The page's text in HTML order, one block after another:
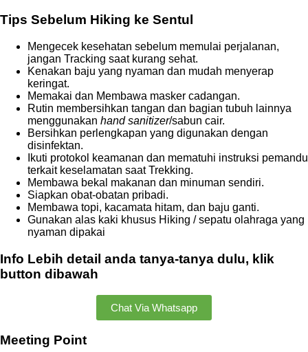
Tips Sebelum Hiking ke Sentul
Mengecek kesehatan sebelum memulai perjalanan,
jangan Tracking saat kurang sehat.
Kenakan baju yang nyaman dan mudah menyerap
keringat.
Memakai dan Membawa masker cadangan.
Rutin membersihkan tangan dan bagian tubuh lainnya
menggunakan hand sanitizer/sabun cair.
Bersihkan perlengkapan yang digunakan dengan
disinfektan.
Ikuti protokol keamanan dan mematuhi instruksi pemandu
terkait keselamatan saat Trekking.
Membawa bekal makanan dan minuman sendiri.
Siapkan obat-obatan pribadi.
Membawa topi, kacamata hitam, dan baju ganti.
Gunakan alas kaki khusus Hiking / sepatu olahraga yang
nyaman dipakai
Info Lebih detail anda tanya-tanya dulu, klik
button dibawah
Chat Via Whatsapp
Meeting Point